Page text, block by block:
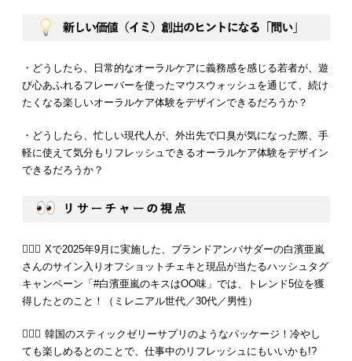
・どうしたら、日常的なオーラルケアに義務感を感じる若者が、遊
び心あふれるフレーバーを使ったマウスウォッシュを通じて、続け
たくなる楽しいオーラルケア体験をデザインできるだろうか？
・どうしたら、忙しい現代人が、外出先で口臭が気になった際、手
軽に使えて気分もリフレッシュできるオーラルケア体験をデザイン
できるだろうか？
💁🏻‍♂️ Xで2025年9月に実施した、ブランドアンバサダーの白濱亜嵐
さんのサイン入りオフショットチェキと現品が当たるハッシュタグ
キャンペーン「#白濱亜嵐のキスはOO味」では、トレンド5位を獲
得したとのこと！（ミレニアル世代／30代／男性）
💁🏻‍♀️ 韓国のスティックゼリーサプリのようなパッケージ！冷やし
ても楽しめるとのことで、仕事中のリフレッシュにもいいかも!?